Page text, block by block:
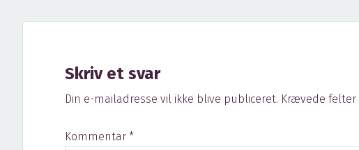
Skriv et svar
Din e-mailadresse vil ikke blive publiceret. Krævede
Kommentar *